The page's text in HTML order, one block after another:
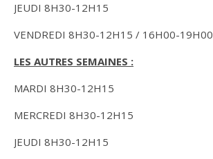
JEUDI 8H30-12H15
VENDREDI 8H30-12H15 / 16H00-19H00
LES AUTRES SEMAINES :
MARDI 8H30-12H15
MERCREDI 8H30-12H15
JEUDI 8H30-12H15